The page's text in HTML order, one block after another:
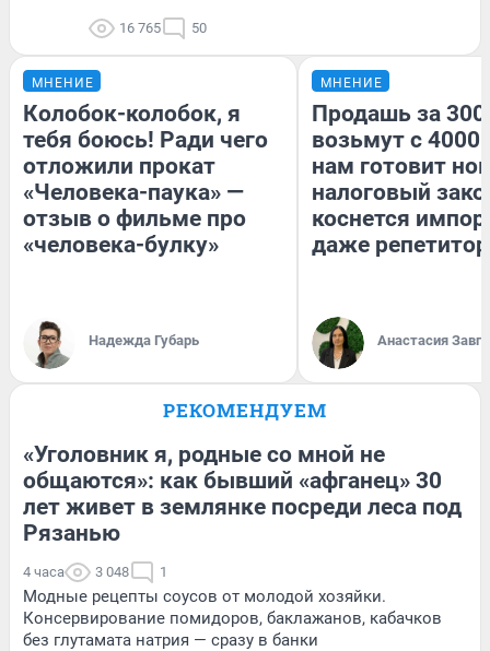
16 765 50
МНЕНИЕ
Колобок-колобок, я
тебя боюсь! Ради чего
отложили прокат
«Человека-паука» —
отзыв о фильме про
«человека-булку»
Надежда Губарь
МНЕНИЕ
Продашь за
возьмут с
нам готовит
налоговый
коснется
даже
Анастасия
РЕКОМЕНДУЕМ
«Уголовник я, родные со мной не
общаются»: как бывший «афганец» 30
лет живет в землянке посреди леса под
Рязанью
4 часа 3 048 1
Модные рецепты соусов от молодой хозяйки.
Консервирование помидоров, баклажанов, кабачков
без глутамата натрия — сразу в банки